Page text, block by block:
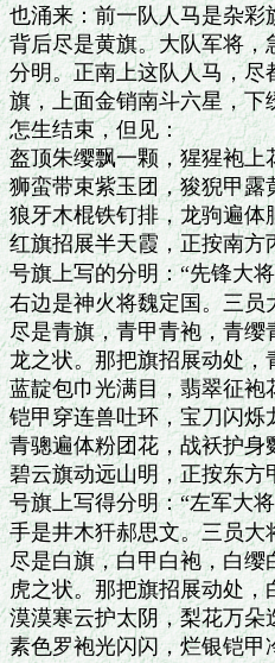
也涌来：前一队人马是杂
背后尽是黄旗。大队军将
分明。正南上这队人马，
旗，上面金销南斗六星，
怎生结束，但见：
盔顶朱缨飘一颗，猩猩袍上
狮蛮带束紫玉团，狻猊甲露
狼牙木棍铁钉排，龙驹遍体
红旗招展半天霞，正按南方
号旗上写的分明：“先锋大
右边是神火将魏定国。三
尽是青旗，青甲青袍，青
龙之状。那把旗招展动处
蓝靛包巾光满目，翡翠征袍
铠甲穿连兽吐环，宝刀闪烁
青骢遍体粉团花，战袄护身
碧云旗动远山明，正按东方
号旗上写得分明：“左军大
手是井木犴郝思文。三员
尽是白旗，白甲白袍，白
虎之状。那把旗招展动处
漠漠寒云护太阴，梨花万朵
素色罗袍光闪闪，烂银铠甲